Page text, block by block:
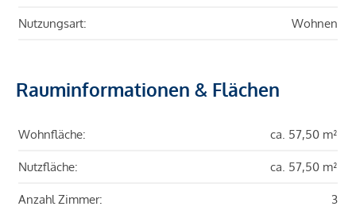
Nutzungsart: Wohnen
Rauminformationen & Flächen
Wohnfläche: ca. 57,50 m²
Nutzfläche: ca. 57,50 m²
Anzahl Zimmer: 3